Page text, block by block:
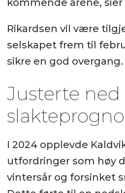
Rikardsen vil være
selskapet frem til
sikre en god overgang.
Justerte ned
I 2024 opplevde
utfordringer som høy
vintersår og forsinket